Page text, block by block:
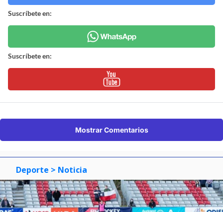
Suscríbete en:
Suscríbete en:
Mostrar Comentarios
Deporte > Noticia